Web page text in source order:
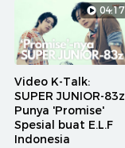
04:17
Video K-Talk:
SUPER JUNIOR-83z
Punya 'Promise'
Spesial buat E.L.F
Indonesia